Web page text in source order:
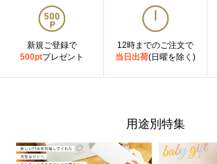
新規ご登録で
500ptプレゼント
12時までのご注文で
当日出荷(日曜を除く)
用途別特集